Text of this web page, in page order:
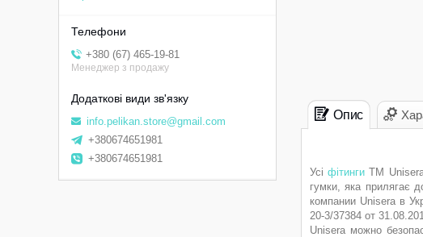
Опис
Усіфітинги ТМ Unisera
гумки, яка прилягає
компании Unisera в
20-3/37384 от
Unisera можно
+380 (67) 465-19-81
Менеджер з продажу
info.pelikan.store@gmail.com
+380674651981
+380674651981